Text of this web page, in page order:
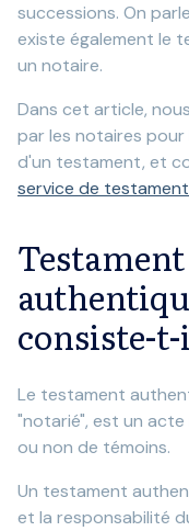
successions. On
existe également le
un notaire.
Dans cet article,
par les notaires
d'un testament, et
service de
consiste-
Le testament
"notarié", est un
ou non de témoins.
Un testament
et la responsabilité